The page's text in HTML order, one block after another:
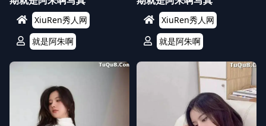
XiuRen秀人网
就是阿朱啊
XiuRen秀人网
就是阿朱啊